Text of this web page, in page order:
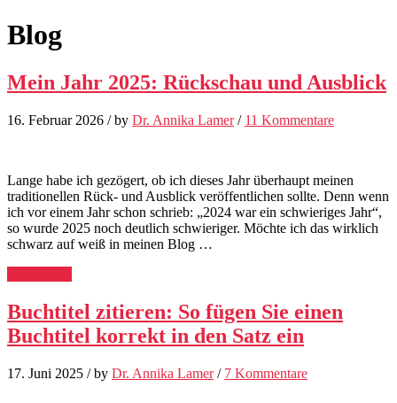
Blog
Mein Jahr 2025: Rückschau und Ausblick
16. Februar 2026 / by Dr. Annika Lamer / 11 Kommentare
Lange habe ich gezögert, ob ich dieses Jahr überhaupt meinen
traditionellen Rück- und Ausblick veröffentlichen sollte. Denn wenn
ich vor einem Jahr schon schrieb: „2024 war ein schwieriges Jahr“,
so wurde 2025 noch deutlich schwieriger. Möchte ich das wirklich
schwarz auf weiß in meinen Blog …
Buchtitel zitieren: So fügen Sie einen
Buchtitel korrekt in den Satz ein
17. Juni 2025 / by Dr. Annika Lamer / 7 Kommentare